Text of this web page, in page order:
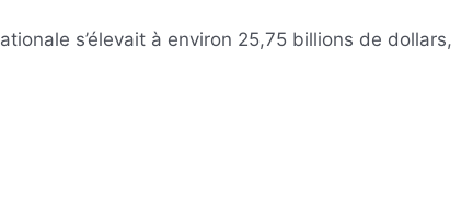
s’élevait à environ 25,75 billions de dollars,